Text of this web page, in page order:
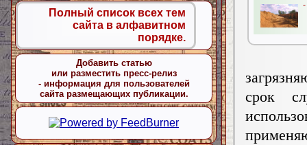
-
срок
Полный список всех тем
сайта в алфавитном
порядке.
Добавить статью
или разместить пресс-релиз
- информация для пользователей
сайта размещающих публикации.